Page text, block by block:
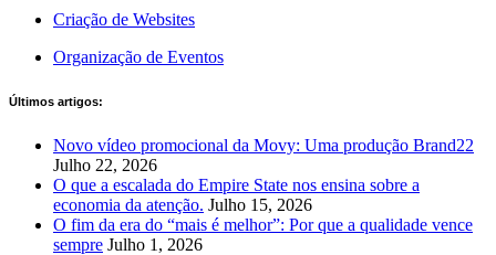
Criação de Websites
Organização de Eventos
Últimos artigos:
Novo vídeo promocional da Movy: Uma produção Brand22
Julho 22, 2026
O que a escalada do Empire State nos ensina sobre a
economia da atenção. Julho 15, 2026
O fim da era do “mais é melhor”: Por que a qualidade vence
sempre Julho 1, 2026